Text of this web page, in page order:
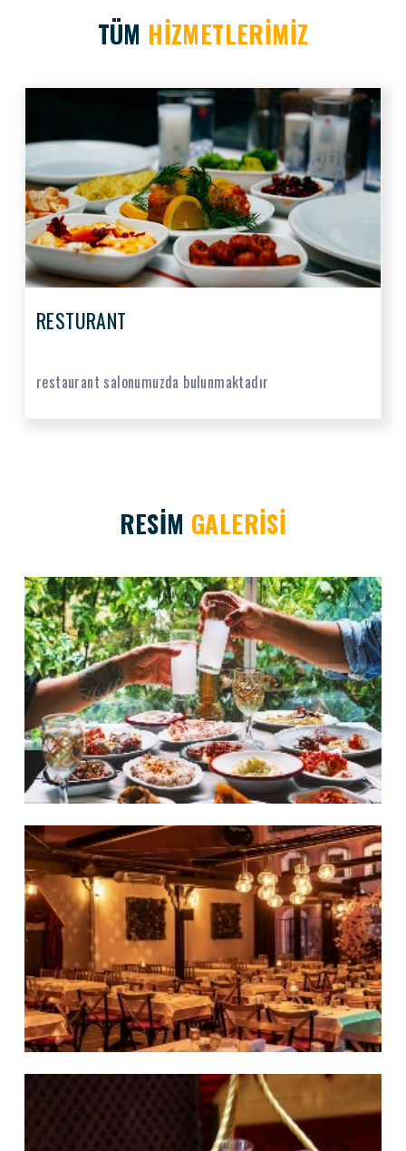
TÜM HİZMETLERİMİZ
RESTURANT
restaurant salonumuzda bulunmaktadır
RESİM GALERİSİ